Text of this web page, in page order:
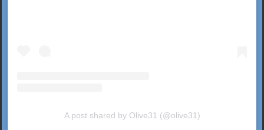
A post shared by Olive31 (@olive31)